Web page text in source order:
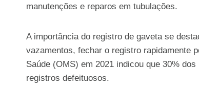
manutenções e reparos em tubulações.
A importância do registro de gaveta se
vazamentos, fechar o registro rapidamente
Saúde (OMS) em 2021 indicou que 30%
registros defeituosos.